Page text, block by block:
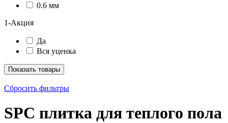
0.6 мм
1-Акция
Да
Вся уценка
Показать товары
Сбросить фильтры
SPC плитка для теплого пола